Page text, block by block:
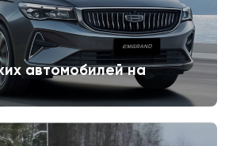
автомобилей на